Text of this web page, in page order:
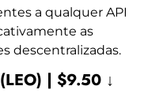
a qualquer API
as
descentralizadas.
| $9.50 ↓